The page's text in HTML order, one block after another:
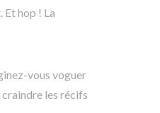
Et hop ! La
vous voguer
craindre les récifs